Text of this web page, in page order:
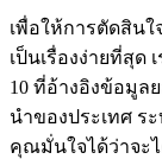
เพื่อให้การตัดสิน
เป็นเรื่องง่ายที่สุด
10 ที่อ้างอิงข้อมูล
นำของประเทศ ระ
คุณมั่นใจได้ว่าจะ